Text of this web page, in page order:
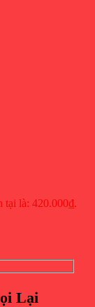
tại là: 420.000₫.
Lại